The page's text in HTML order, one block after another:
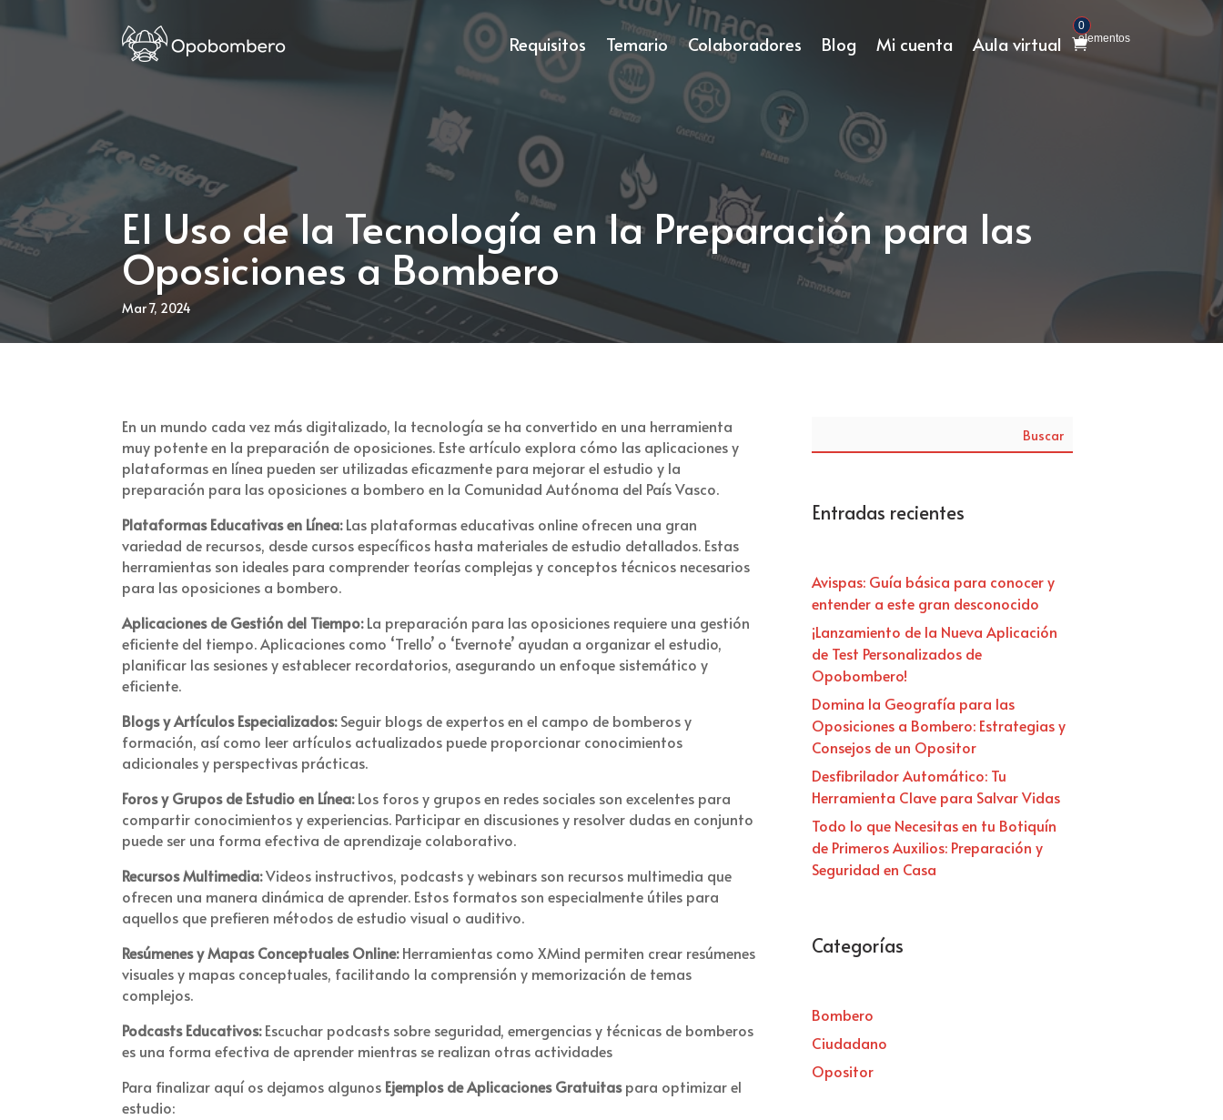
Requisitos Temario Colaboradores Blog Mi cuenta Aula virtual
0
elementos
El Uso de la Tecnología en la Preparación para las
Oposiciones a Bombero
Mar 7, 2024
En un mundo cada vez más digitalizado, la tecnología se ha convertido en una herramienta
muy potente en la preparación de oposiciones. Este artículo explora cómo las aplicaciones y
plataformas en línea pueden ser utilizadas eficazmente para mejorar el estudio y la
preparación para las oposiciones a bombero en la Comunidad Autónoma del País Vasco.
Plataformas Educativas en Línea:Las plataformas educativas online ofrecen una gran
variedad de recursos, desde cursos específicos hasta materiales de estudio detallados. Estas
herramientas son ideales para comprender teorías complejas y conceptos técnicos necesarios
para las oposiciones a bombero.
Aplicaciones de Gestión del Tiempo:La preparación para las oposiciones requiere una gestión
eficiente del tiempo. Aplicaciones como ‘Trello’ o ‘Evernote’ ayudan a organizar el estudio,
planificar las sesiones y establecer recordatorios, asegurando un enfoque sistemático y
eficiente.
Blogs y Artículos Especializados:Seguir blogs de expertos en el campo de bomberos y
formación, así como leer artículos actualizados puede proporcionar conocimientos
adicionales y perspectivas prácticas.
Foros y Grupos de Estudio en Línea:Los foros y grupos en redes sociales son excelentes para
compartir conocimientos y experiencias. Participar en discusiones y resolver dudas en conjunto
puede ser una forma efectiva de aprendizaje colaborativo.
Recursos Multimedia:Videos instructivos, podcasts y webinars son recursos multimedia que
ofrecen una manera dinámica de aprender. Estos formatos son especialmente útiles para
aquellos que prefieren métodos de estudio visual o auditivo.
Resúmenes y Mapas Conceptuales Online:Herramientas como XMind permiten crear resúmenes
visuales y mapas conceptuales, facilitando la comprensión y memorización de temas
complejos.
Podcasts Educativos:Escuchar podcasts sobre seguridad, emergencias y técnicas de bomberos
es una forma efectiva de aprender mientras se realizan otras actividades
Para finalizar aquí os dejamos algunos Ejemplos de Aplicaciones Gratuitaspara optimizar el
estudio:
Buscar
Entradas recientes
Avispas: Guía básica para conocer y
entender a este gran desconocido
¡Lanzamiento de la Nueva Aplicación
de Test Personalizados de
Opobombero!
Domina la Geografía para las
Oposiciones a Bombero: Estrategias y
Consejos de un Opositor
Desfibrilador Automático: Tu
Herramienta Clave para Salvar Vidas
Todo lo que Necesitas en tu Botiquín
de Primeros Auxilios: Preparación y
Seguridad en Casa
Categorías
Bombero
Ciudadano
Opositor